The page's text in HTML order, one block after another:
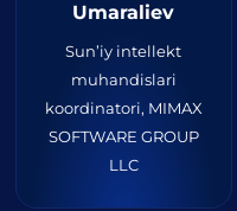
Umaraliev
Sun’iy intellekt
muhandislari
koordinatori, MIMAX
SOFTWARE GROUP
LLC